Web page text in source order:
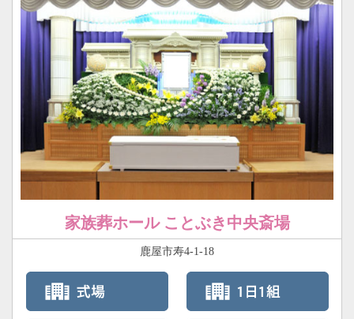
家族葬ホール ことぶき中央斎場
鹿屋市寿4-1-18